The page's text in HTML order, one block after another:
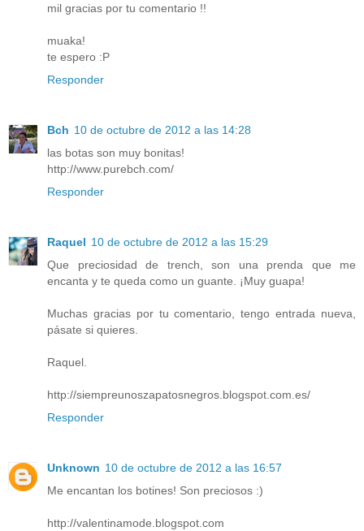
mil gracias por tu comentario !!
muaka!
te espero :P
Responder
Bch 10 de octubre de 2012 a las 14:28
las botas son muy bonitas!
http://www.purebch.com/
Responder
Raquel 10 de octubre de 2012 a las 15:29
Que preciosidad de trench, son una prenda que me
encanta y te queda como un guante. ¡Muy guapa!
Muchas gracias por tu comentario, tengo entrada nueva,
pásate si quieres.
Raquel.
http://siempreunoszapatosnegros.blogspot.com.es/
Responder
Unknown 10 de octubre de 2012 a las 16:57
Me encantan los botines! Son preciosos :)
http://valentinamode.blogspot.com